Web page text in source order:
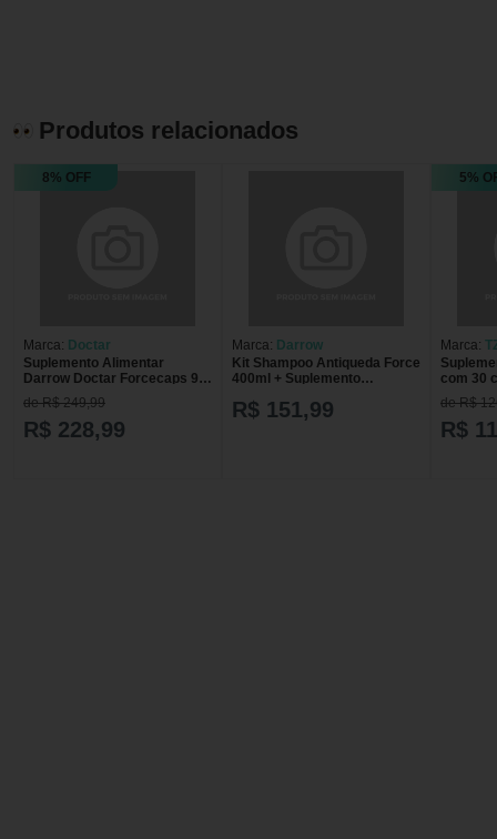
Produtos relacionados
8% OFF
Marca: Doctar
Suplemento Alimentar
Darrow Doctar Forcecaps 90
Comprimidos
de R$ 249,99
R$ 228,99
Marca: Darrow
Kit Shampoo Antiqueda Force
400ml + Suplemento
Revestidos ForceCaps
Darrow Doctar
R$ 151,99
5%
Marca:
com 30
de R$
R$